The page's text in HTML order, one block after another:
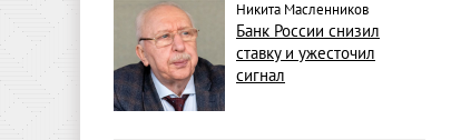
Никита Масленников
Банк России снизил
ставку и ужесточил
сигнал